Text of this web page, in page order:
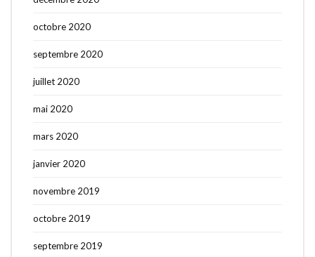
octobre 2020
septembre 2020
juillet 2020
mai 2020
mars 2020
janvier 2020
novembre 2019
octobre 2019
septembre 2019